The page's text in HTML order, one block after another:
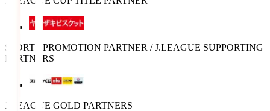
SPORTS PROMOTION PARTNER / J.LEAGUE SUPPORTING
PARTNERS
J.LEAGUE GOLD PARTNERS